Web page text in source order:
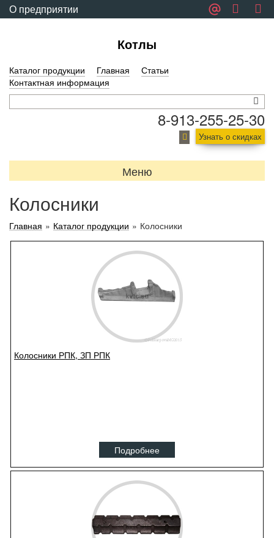
О предприятии
Котлы
Каталог продукции Главная
Статьи
Контактная информация
8-913-255-25-30
Узнать о скидках
Меню
Колосники
Главная » Каталог продукции » Колосники
Колосники РПК, ЗП РПК
Подробнее